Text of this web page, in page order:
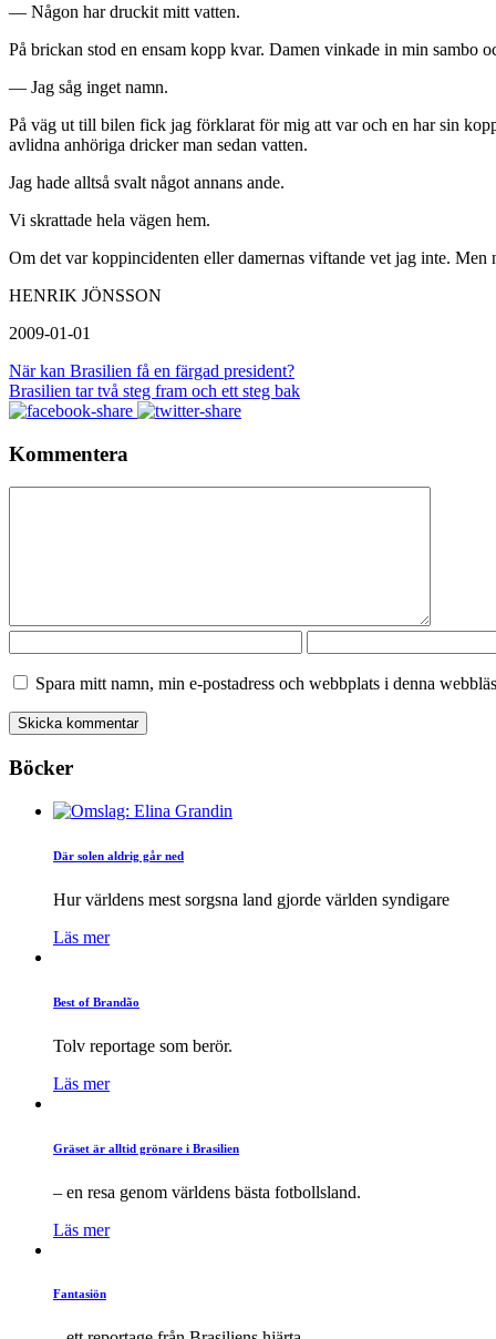
— Någon har druckit mitt vatten.
På brickan stod en ensam kopp kvar. Damen vinkade in min sambo
— Jag såg inget namn.
På väg ut till bilen fick jag förklarat för mig att var och en har sin
avlidna anhöriga dricker man sedan vatten.
Jag hade alltså svalt något annans ande.
Vi skrattade hela vägen hem.
Om det var koppincidenten eller damernas viftande vet jag inte.
HENRIK JÖNSSON
2009-01-01
När kan Brasilien få en färgad president?
Brasilien tar två steg fram och ett steg bak
Kommentera
Spara mitt namn, min e-postadress och webbplats i denna
Böcker
Där solen aldrig går ned
Hur världens mest sorgsna land gjorde världen syndigare
Läs mer
Best of Brandão
Tolv reportage som berör.
Läs mer
Gräset är alltid grönare i Brasilien
– en resa genom världens bästa fotbollsland.
Läs mer
Fantasiön